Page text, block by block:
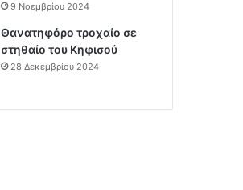
9 Νοεμβρίου 2024
Θανατηφόρο τροχαίο σε
στηθαίο του Κηφισού
28 Δεκεμβρίου 2024